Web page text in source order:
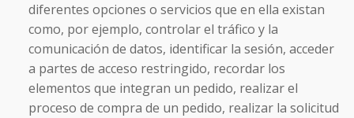
diferentes opciones o servicios que en ella existan
como, por ejemplo, controlar el tráfico y la
comunicación de datos, identificar la sesión, acceder
a partes de acceso restringido, recordar los
elementos que integran un pedido, realizar el
proceso de compra de un pedido, realizar la solicitud